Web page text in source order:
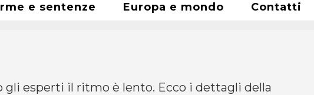
e sentenze Europa e mondo Contatti
gli esperti il ritmo è lento. Ecco i dettagli della